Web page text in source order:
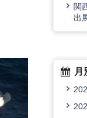
関
出
月